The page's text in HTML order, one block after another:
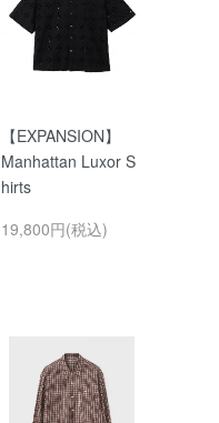
【EXPANSION】
Manhattan Luxor S
hirts
19,800円(税込)